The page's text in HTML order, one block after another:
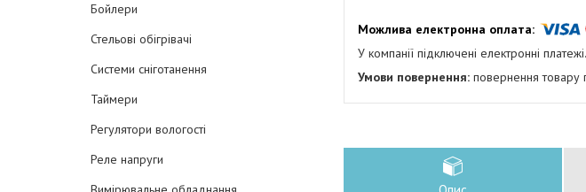
Бойлери
Стельові обігрівачі
Системи сніготанення
Таймери
Регулятори вологості
Реле напруги
У компанії підключені електронні
повернення товару